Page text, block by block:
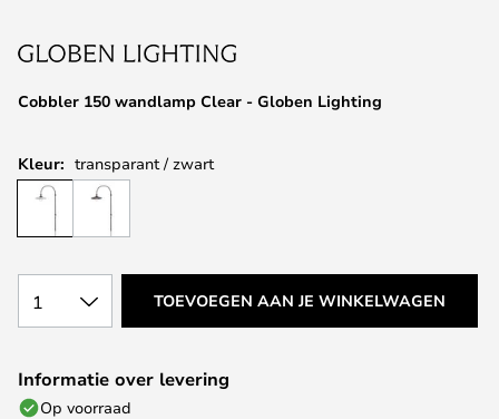
van
afbeeldingen-
Cobbler 150 wandlamp Clear - Globen Lighting
Kleur: transparant / zwart
1 TOEVOEGEN AAN JE WINKELWAGEN
Informatie over levering
Op voorraad